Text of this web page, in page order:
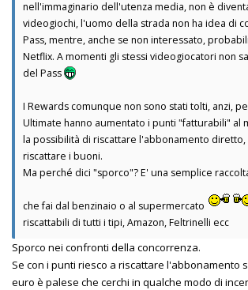
nell'immaginario dell'utenza media, non è
videogiochi, l'uomo della strada non ha idea di
Pass, mentre, anche se non interessato,
Netflix. A momenti gli stessi videogiocatori non
del Pass
I Rewards comunque non sono stati tolti, anzi,
Ultimate hanno aumentato i punti "fatturabili" al
la possibilità di riscattare l'abbonamento diretto,
riscattare i buoni.
Ma perché dici "sporco"? E' una semplice
che fai dal benzinaio o al supermercato
riscattabili di tutti i tipi, Amazon, Feltrinelli ecc
Sporco nei confronti della concorrenza.
Se con i punti riesco a riscattare l'abbonamento
euro è palese che cerchi in qualche modo di